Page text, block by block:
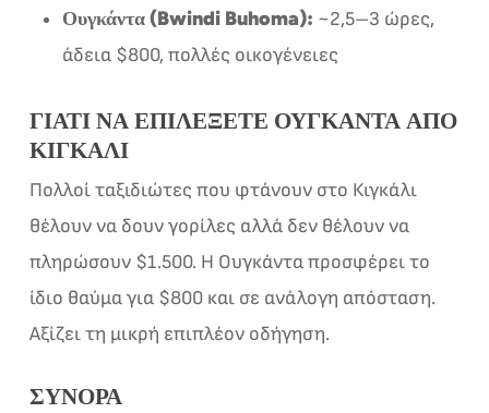
Ουγκάντα (Bwindi Buhoma): ~2,5–3 ώρες,
άδεια $800, πολλές οικογένειες
ΓΙΑΤΊ ΝΑ ΕΠΙΛΈΞΕΤΕ ΟΥΓΚΆΝΤΑ ΑΠΌ
ΚΙΓΚΆΛΙ
Πολλοί ταξιδιώτες που φτάνουν στο Κιγκάλι
θέλουν να δουν γορίλες αλλά δεν θέλουν να
πληρώσουν $1.500. Η Ουγκάντα προσφέρει το
ίδιο θαύμα για $800 και σε ανάλογη απόσταση.
Αξίζει τη μικρή επιπλέον οδήγηση.
ΣΎΝΟΡΑ